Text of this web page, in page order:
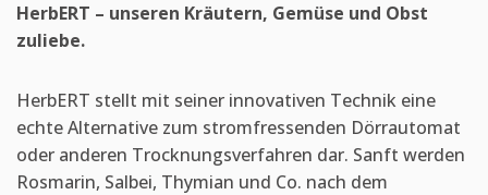
HerbERT – unseren Kräutern, Gemüse und Obst
zuliebe.
HerbERT stellt mit seiner innovativen Technik eine
echte Alternative zum stromfressenden Dörrautomat
oder anderen Trocknungsverfahren dar. Sanft werden
Rosmarin, Salbei, Thymian und Co. nach dem